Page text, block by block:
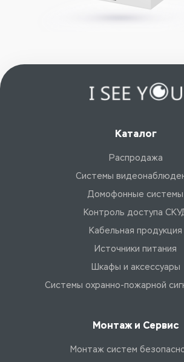
Каталог
Распродажа
Системы
Домофонные системы
Контроль доступа
Кабельная продукция
Источники питания
Шкафы и аксессуары
Системы охранно-пожарной
Монтаж и Сервис
Монтаж систем